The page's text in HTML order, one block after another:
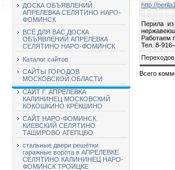
ДОСКА ОБЪЯВЛЕНИЙ
АПРЕЛЕВКА СЕЛЯТИНО НАРО-
ФОМИНСК
ВСЁ ДЛЯ ВАС ДОСКА
ОБЪЯВЛЕНИЙ АПРЕЛЕВКА
СЕЛЯТИНО НАРО-ФОМИНСК
Каталог сайтов
САЙТЫ ГОРОДОВ
МОСКОВСКОЙ ОБЛАСТИ
САЙТ Г. АПРЕЛЕВКА
КАЛИНИНЕЦ МОСКОВСКИЙ
КОКОШКИНО КРЁКШИНО
САЙТ НАРО-ФОМИНСК
КИЕВСКИЙ СЕЛЯТИНО
ТАШИРОВО АТЕПЦВО
стальные двери решётки
гаражные ворота в АПРЕЛЕВКЕ
СЕЛЯТИНО КАЛИНИНЕЦ НАРО-
ФОМИНСК ТРОИЦКЕ
http://
Перила
Работаем
Тел. 8-
Переходов
Всего